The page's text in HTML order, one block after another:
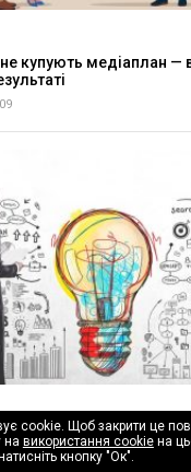
купують медіаплан —
реклами” до керування
cookie. Щоб закрити це
на використання cookieна
кнопку "Ок".